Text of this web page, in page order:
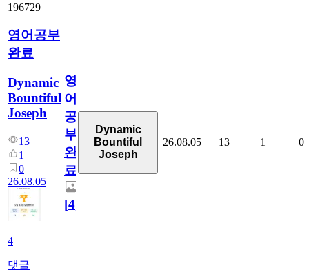
196729
영어공부
완료
Dynamic
Bountiful
Joseph
13
1
0
26.08.05
4
댓글
영
어
공
부
완
료
[4]
Dynamic
Bountiful
Joseph
26.08.05 13 1 0